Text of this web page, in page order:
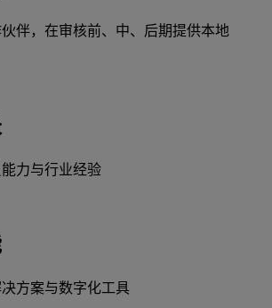
伴，在审核前、中、后期提供本地
力与行业经验
方案与数字化工具